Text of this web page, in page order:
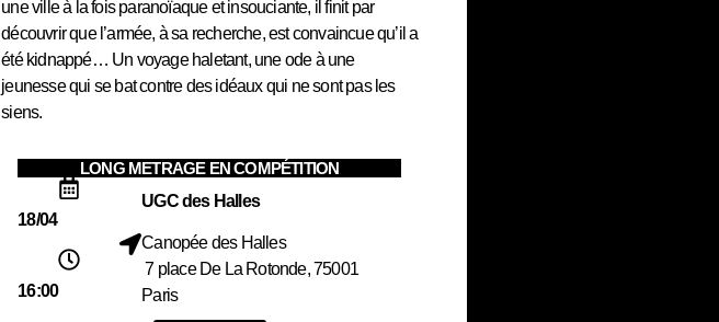
une ville à la fois paranoïaque et insouciante, il finit par
découvrir que l’armée, à sa recherche, est convaincue qu’il a
été kidnappé… Un voyage haletant, une ode à une
jeunesse qui se bat contre des idéaux qui ne sont pas les
siens.
LONG METRAGE EN COMPÉTITION
18/04
16:00
UGC des Halles
Canopée des Halles
7 place De La Rotonde, 75001
Paris